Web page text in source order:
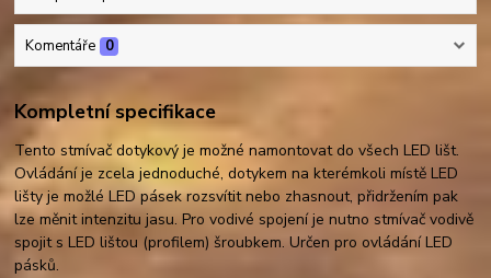
Komentáře 0
Kompletní specifikace
Tento stmívač dotykový je možné namontovat do všech LED lišt.
Ovládání je zcela jednoduché, dotykem na kterémkoli místě LED
lišty je možlé LED pásek rozsvítit nebo zhasnout, přidržením pak
lze měnit intenzitu jasu. Pro vodivé spojení je nutno stmívač vodivě
spojit s LED lištou (profilem) šroubkem. Určen pro ovládání LED
pásků.